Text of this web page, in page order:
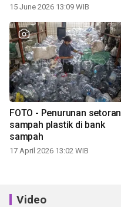
15 June 2026 13:09 WIB
FOTO - Penurunan setoran
sampah plastik di bank
sampah
17 April 2026 13:02 WIB
Video